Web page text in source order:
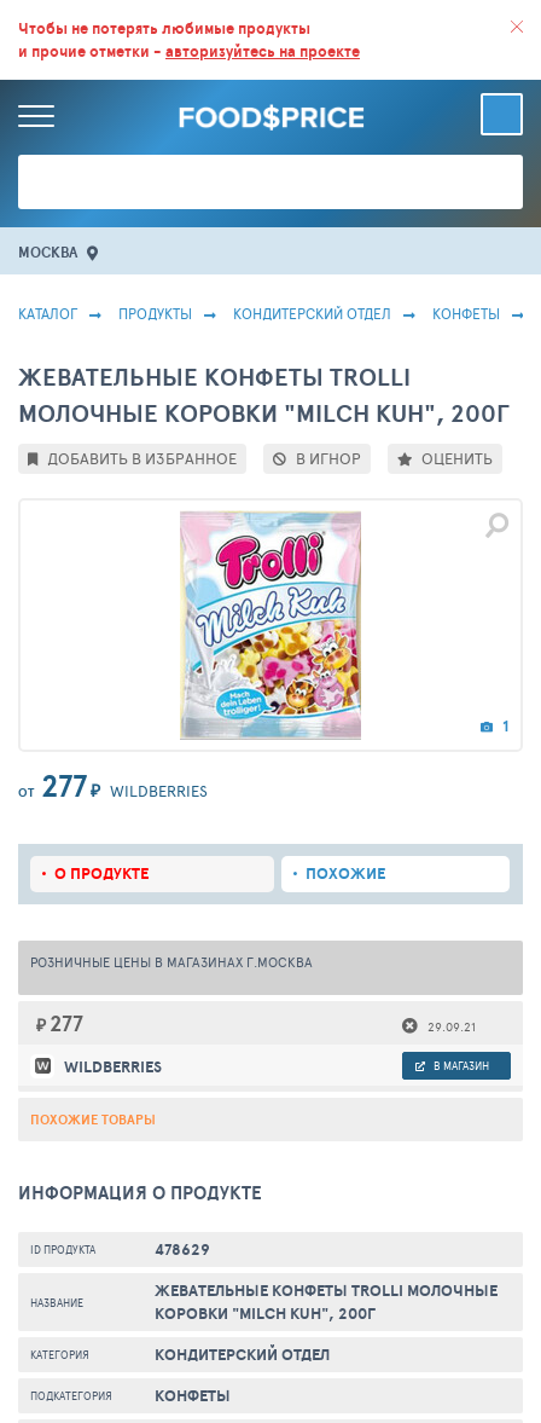
ВСЕ СКИДКИ И ВЫГОДНЫЕ ЦЕНЫ НА ПРОДУКТЫ В МАГАЗИНАХ.
БОЛЬШЕ 100 000 ТОВАРОВ. ЕЖЕДНЕВНОЕ ОБНОВЛЕНИЕ ЦЕН.
Чтобы не потерять любимые продукты
и прочие отметки - авторизуйтесь на проекте
МОСКВА
КАТАЛОГ ПРОДУКТЫ КОНДИТЕРСКИЙ ОТДЕЛ КОНФЕТЫ
ЖЕВАТЕЛЬНЫЕ КОНФЕТЫ TROLLI
МОЛОЧНЫЕ КОРОВКИ "MILCH KUH", 200Г
1
ОТ 277₽ WILDBERRIES
ДОБАВИТЬ В ИЗБРАННОЕ В ИГНОР ОЦЕНИТЬ
О ПРОДУКТЕ ПОХОЖИЕ
РОЗНИЧНЫЕ ЦЕНЫ В МАГАЗИНАХ Г.МОСКВА
₽ 277 29.09.21
WILDBERRIES В МАГАЗИН
ПОХОЖИЕ ТОВАРЫ
ИНФОРМАЦИЯ О ПРОДУКТЕ
ID ПРОДУКТА 478629
НАЗВАНИЕ
ЖЕВАТЕЛЬНЫЕ КОНФЕТЫ TROLLI МОЛОЧНЫЕ
КОРОВКИ "MILCH KUH", 200Г
КАТЕГОРИЯ КОНДИТЕРСКИЙ ОТДЕЛ
ПОДКАТЕГОРИЯ КОНФЕТЫ